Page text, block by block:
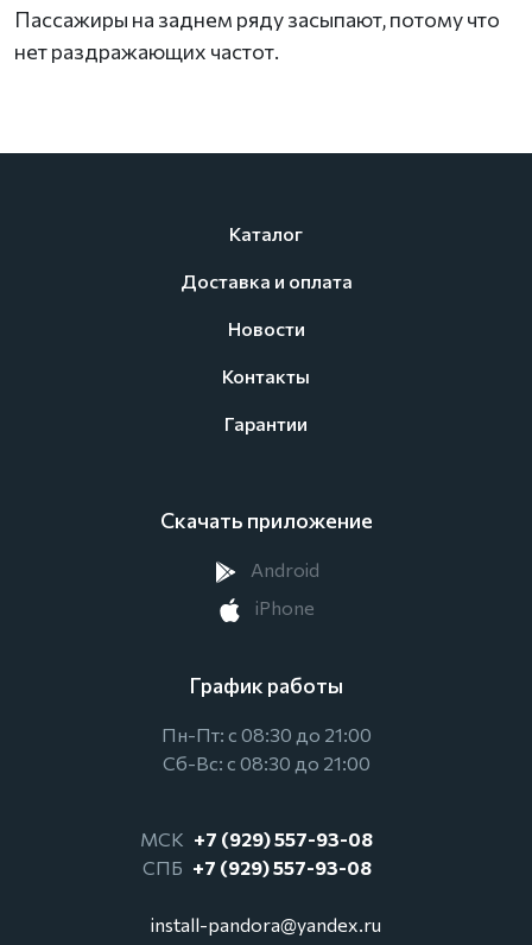
Пассажиры на заднем ряду засыпают, потому что
нет раздражающих частот.
Каталог
Доставка и оплата
Новости
Контакты
Гарантии
Скачать приложение
Android
iPhone
График работы
Пн-Пт: с 08:30 до 21:00
Сб-Вс: с 08:30 до 21:00
МСК +7 (929) 557-93-08
СПБ +7 (929) 557-93-08
install-pandora@yandex.ru